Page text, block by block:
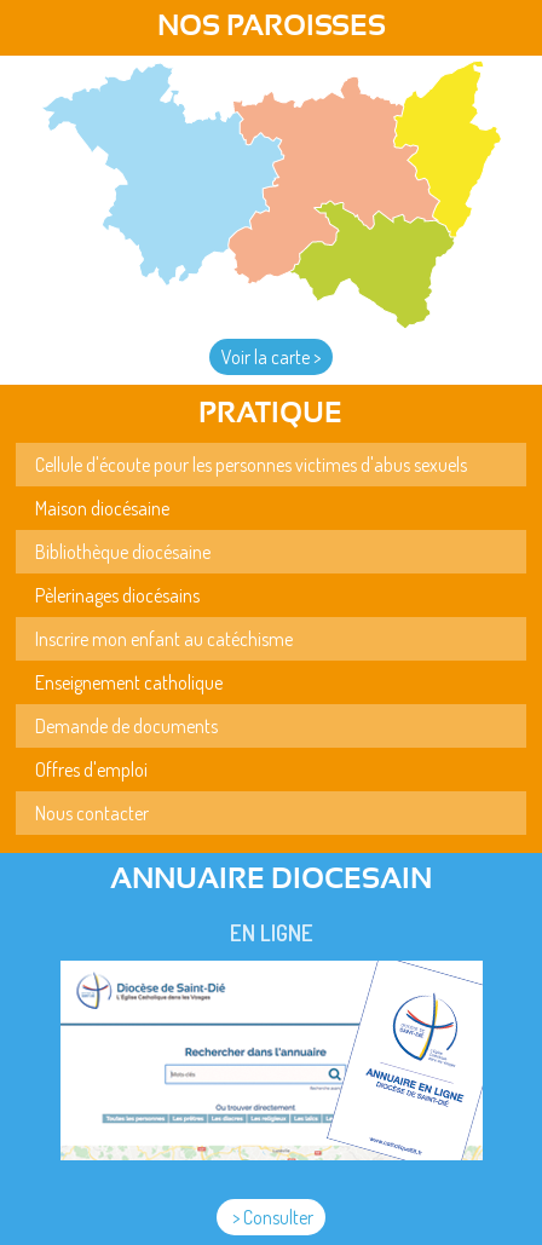
NOS PAROISSES
Voir la carte >
PRATIQUE
Cellule d'écoute pour les personnes victimes d'abus sexuels
Maison diocésaine
Bibliothèque diocésaine
Pèlerinages diocésains
Inscrire mon enfant au catéchisme
Enseignement catholique
Demande de documents
Offres d'emploi
Nous contacter
ANNUAIRE DIOCESAIN
EN LIGNE
> Consulter